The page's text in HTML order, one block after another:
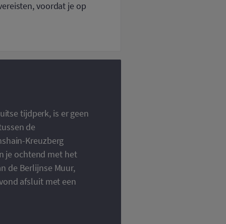
voordat je op
tijdperk, is er geen
de
Kreuzberg
je ochtend met het
de Berlijnse Muur,
afsluit met een